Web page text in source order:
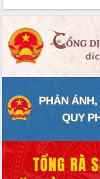
Lễ truy điệu và an táng hài cốt liệt sĩ
tại Nghĩa trang Liệt sĩ xã Sơn Hòa
Bàn giải pháp tháo gỡ khó khăn trong
xuất khẩu sầu riêng và triển khai quy
định EUDR
Thứ trưởng Bộ Nông nghiệp và Môi
vùng trồng và doanh nghiệp đóng gói
sầu riêng tại Đắk Lắk
Trình diễn nghệ thuật chế biến các
Đắk Lắk công bố Quy hoạch và xúc
tiến đầu tư tỉnh
Ngành cá ngừ Đắk Lắk chủ động thích
ứng để giữ vững thị trường xuất khẩu